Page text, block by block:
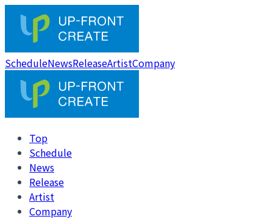
ScheduleNewsReleaseArtistCompany
Top
Schedule
News
Release
Artist
Company